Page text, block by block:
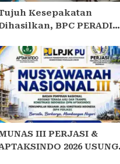
Kesepakatan
BPC PERADIN
dengan DPRD
III PERJASI &
2026 USUNG